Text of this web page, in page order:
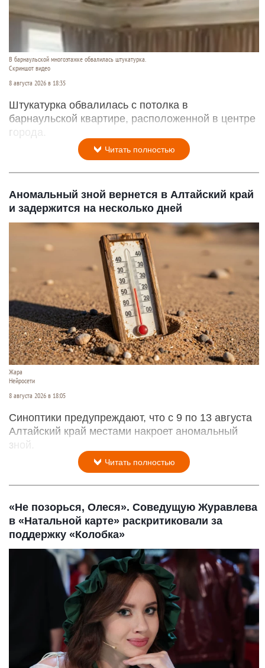
В барнаульской многоэтажке обвалилась штукатурка.
Скриншот видео
8 августа 2026 в 18:35
Штукатурка обвалилась с потолка в
барнаульской квартире, расположенной в центре
города.
Читать полностью
Аномальный зной вернется в Алтайский край
и задержится на несколько дней
Жара
Нейросети
8 августа 2026 в 18:05
Синоптики предупреждают, что с 9 по 13 августа
Алтайский край местами накроет аномальный
зной.
Читать полностью
«Не позорься, Олеся». Соведущую Журавлева
в «Натальной карте» раскритиковали за
поддержку «Колобка»